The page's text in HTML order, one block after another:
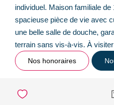
individuel. Maison familiale de
spacieuse pièce de vie avec
une belle salle de douche,
terrain sans vis-à-vis. À
Nos honoraires